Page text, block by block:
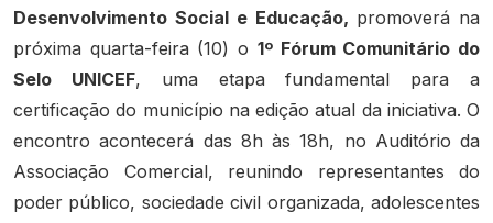
Desenvolvimento Social e Educação, promoverá na
próxima quarta-feira (10) o 1º Fórum Comunitário do
Selo UNICEF, uma etapa fundamental para a
certificação do município na edição atual da iniciativa. O
encontro acontecerá das 8h às 18h, no Auditório da
Associação Comercial, reunindo representantes do
poder público, sociedade civil organizada, adolescentes